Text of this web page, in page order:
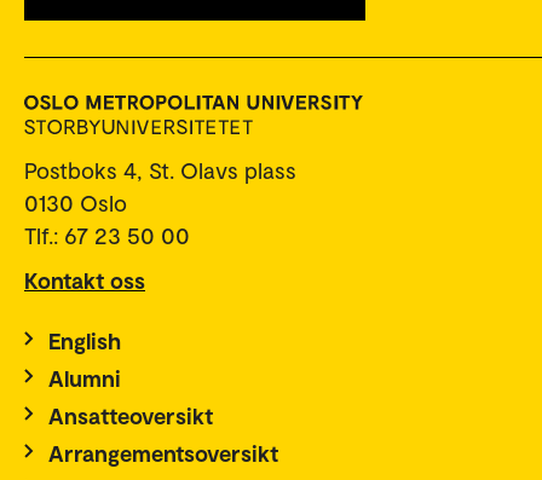
Postboks 4, St. Olavs plass
0130 Oslo
Tlf.: 67 23 50 00
Kontakt oss
English
Alumni
Ansatteoversikt
Arrangementsoversikt